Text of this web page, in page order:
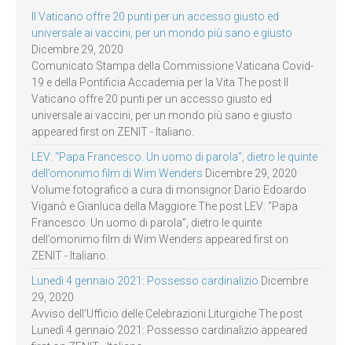
Il Vaticano offre 20 punti per un accesso giusto ed
universale ai vaccini, per un mondo più sano e giusto
Dicembre 29, 2020
Comunicato Stampa della Commissione Vaticana Covid-
19 e della Pontificia Accademia per la Vita The post Il
Vaticano offre 20 punti per un accesso giusto ed
universale ai vaccini, per un mondo più sano e giusto
appeared first on ZENIT - Italiano.
LEV: “Papa Francesco. Un uomo di parola”, dietro le quinte
dell’omonimo film di Wim Wenders Dicembre 29, 2020
Volume fotografico a cura di monsignor Dario Edoardo
Viganò e Gianluca della Maggiore The post LEV: “Papa
Francesco. Un uomo di parola”, dietro le quinte
dell’omonimo film di Wim Wenders appeared first on
ZENIT - Italiano.
Lunedì 4 gennaio 2021: Possesso cardinalizio Dicembre
29, 2020
Avviso dell’Ufficio delle Celebrazioni Liturgiche The post
Lunedì 4 gennaio 2021: Possesso cardinalizio appeared